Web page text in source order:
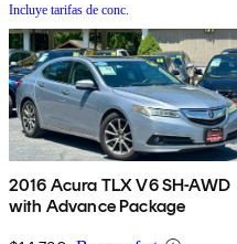
Incluye tarifas de conc.
2016 Acura TLX V6 SH-AWD
with Advance Package